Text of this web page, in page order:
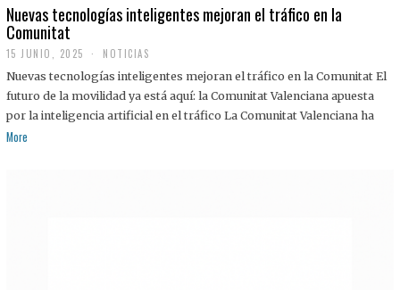
Nuevas tecnologías inteligentes mejoran el tráfico en la
Comunitat
15 JUNIO, 2025 NOTICIAS
Nuevas tecnologías inteligentes mejoran el tráfico en la Comunitat El
futuro de la movilidad ya está aquí: la Comunitat Valenciana apuesta
por la inteligencia artificial en el tráfico La Comunitat Valenciana ha
More